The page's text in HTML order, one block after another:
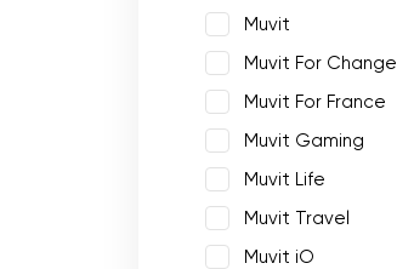
Muvit
Muvit For Change
Muvit For France
Muvit Gaming
Muvit Life
Muvit Travel
Muvit iO